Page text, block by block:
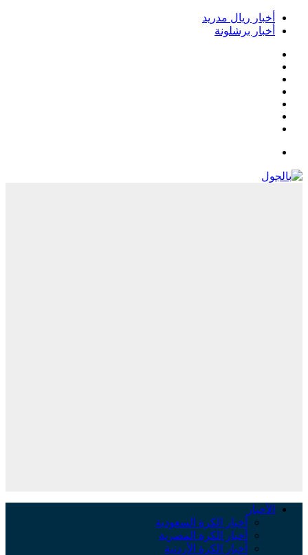
ريال مدريد
برشلونة
أخبار الكرة السعودية
أخبار الكرة المصرية
أخبار الكرة الأردنية